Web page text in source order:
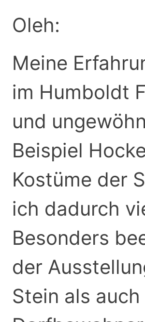
Oleh:
Meine
im Humboldt
und
Beispiel
Kostüme der
ich dadurch
Besonders
der
Stein als